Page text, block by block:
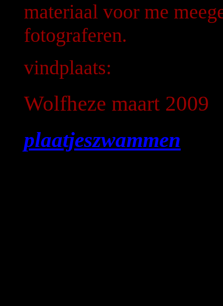
materiaal voor me
fotograferen.
vindplaats:
Wolfheze maart 2009
plaatjeszwammen